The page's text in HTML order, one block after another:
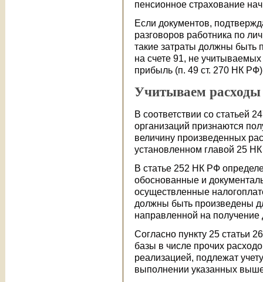
пенсионное страхование
Если документов,
разговоров работника по
такие затраты должны быть
на счете 91, не
прибыль (п. 49 ст. 270 НК
Учитываем расходы
В соответствии со статьей
организаций признаются
величину произведенных
установленном главой 25
В статье 252 НК РФ
обоснованные и
осуществленные
должны быть произведены
направленной на получение
Согласно пункту 25 статьи
базы в числе прочих
реализацией, подлежат
выполнении указанных